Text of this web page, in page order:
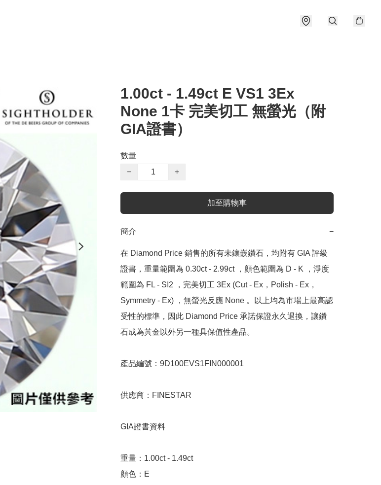
1.00ct - 1.49ct E VS1 3Ex
None 1卡 完美切工 無螢光（附
GIA證書）
數量
−
+
加至購物車
簡介 −
在 Diamond Price 銷售的所有未鑲嵌鑽石，均附有 GIA 評級
證書，重量範圍為 0.30ct - 2.99ct ，顏色範圍為 D - K ，淨度
範圍為 FL - SI2 ，完美切工 3Ex (Cut - Ex，Polish - Ex，
Symmetry - Ex) ，無螢光反應 None 。以上均為市場上最高認
受性的標準，因此 Diamond Price 承諾保證永久退換，讓鑽
石成為黃金以外另一種具保值性產品。
產品編號：9D100EVS1FIN000001
供應商：FINESTAR
GIA證書資料
重量：1.00ct - 1.49ct
顏色：E